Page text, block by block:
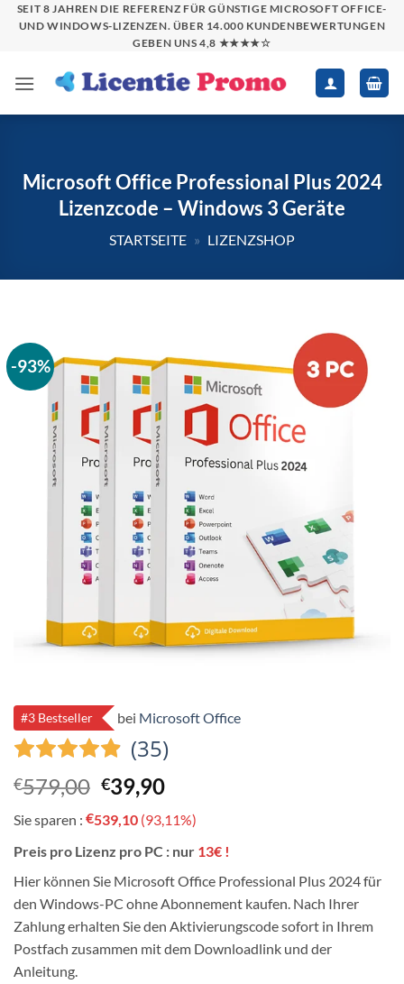
Zum
Inhalt
SEIT 8 JAHREN DIE REFERENZ FÜR GÜNSTIGE MICROSOFT OFFICE-
UND WINDOWS-LIZENZEN. ÜBER 14.000 KUNDENBEWERTUNGEN
GEBEN UNS 4,8 ★★★★☆
Microsoft Office Professional Plus 2024
Lizenzcode – Windows 3 Geräte
STARTSEITE » LIZENZSHOP
-93%
#3 Bestseller bei Microsoft Office
(35)
€579,00 Ursprünglicher
Preis
war:
€579,00.
€39,90Aktueller
Preis
ist:
€39,90.
Sie sparen : €539,10 (93,11%)
Preis pro Lizenz pro PC : nur 13€ !
Hier können Sie Microsoft Office Professional Plus 2024 für
den Windows-PC ohne Abonnement kaufen. Nach Ihrer
Zahlung erhalten Sie den Aktivierungscode sofort in Ihrem
Postfach zusammen mit dem Downloadlink und der
Anleitung.